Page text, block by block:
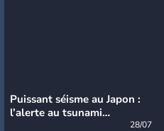
Puissant séisme au Japon :
l’alerte au tsunami
28/07